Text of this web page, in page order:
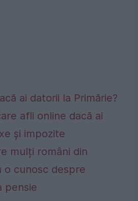
ai datorii la Primărie?
afli online dacă ai
și impozite
mulți români din
o cunosc despre
pensie